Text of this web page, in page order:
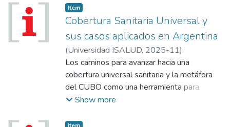
los errores previos para optimizar su
efectividad. Sus limitaciones y la
comparación con las experiencias
internacionales.
Item
Cobertura Sanitaria Universal y
sus casos aplicados en Argentina
(Universidad ISALUD, 2025-11)
Schweiger, Arturo;Pezzuchi, Luciano
Alejandro
Los caminos para avanzar hacia una
cobertura universal sanitaria y la metáfora
del CUBO como una herramienta para
ayudar a las diferentes organizaciones y
estrategias y disminuir la brecha entre la
Show more